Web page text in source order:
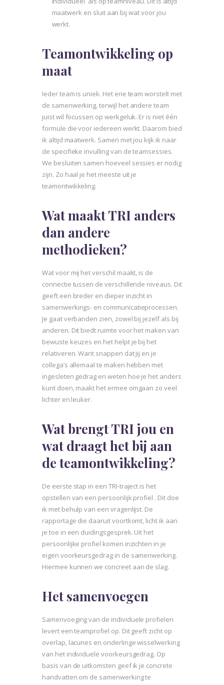
maatwerk en sluit aan bij wat voor jou
werkt.
Teamontwikkeling op
maat
Ieder team is uniek. Het ene team worstelt met
de samenwerking, terwijl het andere team
juist wil focussen op werkgeluk. Er is niet één
formule die voor iedereen werkt. Daarom bied
ik altijd maatwerk. Samen met jou kijk ik naar
de specifieke invulling van de teamsessies.
We besluiten samen hoeveel sessies er nodig
zijn. Zo haal je het meeste uit je
teamontwikkeling.
Wat maakt TRI anders
dan andere
methodieken?
Wat voor mij het verschil maakt, is de
connectie tussen de verschillende niveaus. Dit
geeft een breder en dieper inzicht in
samenwerkings- en communicatieprocessen.
Je gaat verbanden zien, zowel bij jezelf als bij
anderen. Dit biedt ruimte voor het maken van
bewuste keuzes en het helpt je bij het
relativeren. Want snappen dat jij en je
collega’s allemaal te maken hebben met
ingesleten gedrag en weten hoe je het anders
kunt doen, maakt het ermee omgaan zo veel
lichter en leuker.
Wat brengt TRI jou en
wat draagt het bij aan
de teamontwikkeling?
De eerste stap in een TRI-traject is het
opstellen van een persoonlijk profiel . Dit doe
ik met behulp van een vragenlijst. De
rapportage die daaruit voortkomt, licht ik aan
je toe in een duidingsgesprek. Uit het
persoonlijke profiel komen inzichten in je
eigen voorkeursgedrag in de samenwerking.
Hiermee kunnen we concreet aan de slag.
Het samenvoegen
Samenvoeging van de individuele profielen
levert een teamprofiel op. Dit geeft zicht op
overlap, lacunes en onderlinge wisselwerking
van het individuele voorkeursgedrag. Op
basis van de uitkomsten geef ik je concrete
handvatten om de samenwerking te